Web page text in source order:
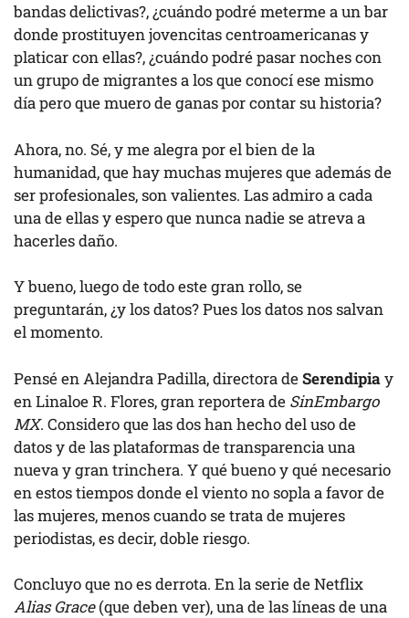
bandas delictivas?, ¿cuándo podré meterme a un bar
donde prostituyen jovencitas centroamericanas y
platicar con ellas?, ¿cuándo podré pasar noches con
un grupo de migrantes a los que conocí ese mismo
día pero que muero de ganas por contar su historia?
Ahora, no. Sé, y me alegra por el bien de la
humanidad, que hay muchas mujeres que además de
ser profesionales, son valientes. Las admiro a cada
una de ellas y espero que nunca nadie se atreva a
hacerles daño.
Y bueno, luego de todo este gran rollo, se
preguntarán, ¿y los datos? Pues los datos nos salvan
el momento.
Pensé en Alejandra Padilla, directora deSerendipiay
en Linaloe R. Flores, gran reportera de SinEmbargo
MX. Considero que las dos han hecho del uso de
datos y de las plataformas de transparencia una
nueva y gran trinchera. Y qué bueno y qué necesario
en estos tiempos donde el viento no sopla a favor de
las mujeres, menos cuando se trata de mujeres
periodistas, es decir, doble riesgo.
Concluyo que no es derrota. En la serie de Netflix
Alias Grace(que deben ver), una de las líneas de una